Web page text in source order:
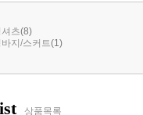
츠(8)
지/스커트(1)
상품목록